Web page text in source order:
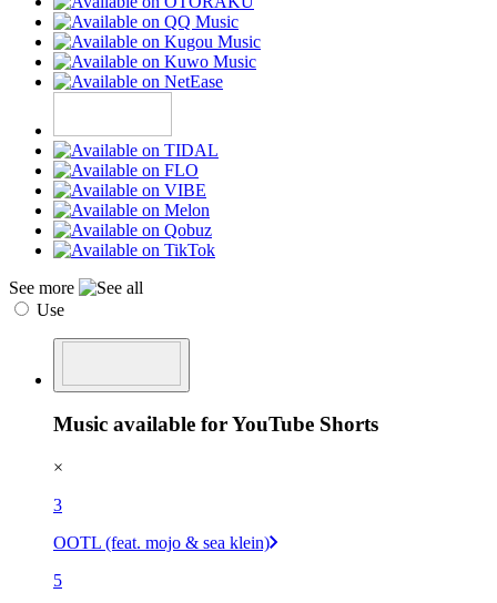
See more
Use
Music available for YouTube Shorts
×
3
OOTL (feat. mojo & sea klein)
5